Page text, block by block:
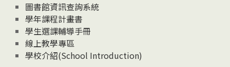
圖書館資訊查詢系統
學年課程計畫書
學生選課輔導手冊
線上教學專區
學校介紹(School Introduction)